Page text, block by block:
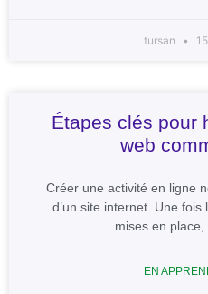
tursan
Étapes clés pour
web
Créer une activité en ligne
d’un site internet. Une
mises en place,
EN